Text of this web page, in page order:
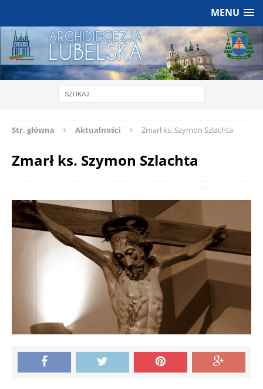
MENU
Str. główna Aktualności Zmarł ks. Szymon Szlachta
Zmarł ks. Szymon Szlachta